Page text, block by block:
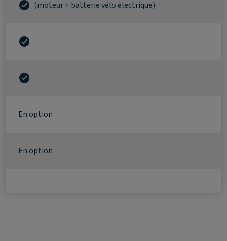
(moteur + batterie vélo électrique)
En option
En option